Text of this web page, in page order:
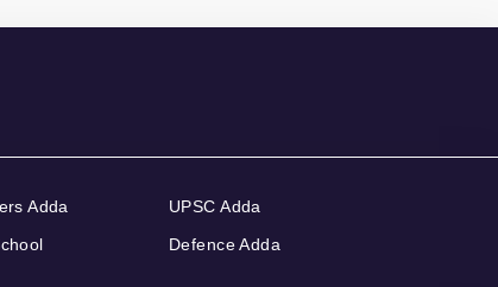
Adda
UPSC Adda
Defence Adda